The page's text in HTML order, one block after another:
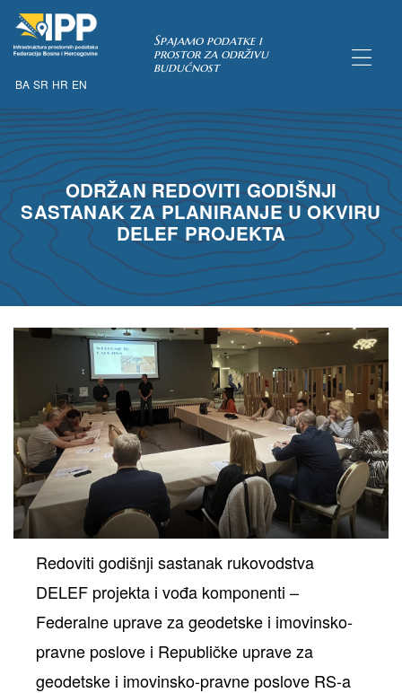
BA SR HR EN
Spajamo podatke i
prostor za održivu
budućnost
ODRŽAN REDOVITI GODIŠNJI
SASTANAK ZA PLANIRANJE U OKVIRU
DELEF PROJEKTA
Redoviti godišnji sastanak rukovodstva
DELEF projekta i vođa komponenti –
Federalne uprave za geodetske i imovinsko-
pravne poslove i Republičke uprave za
geodetske i imovinsko-pravne poslove RS-a
uvjeta
IPP